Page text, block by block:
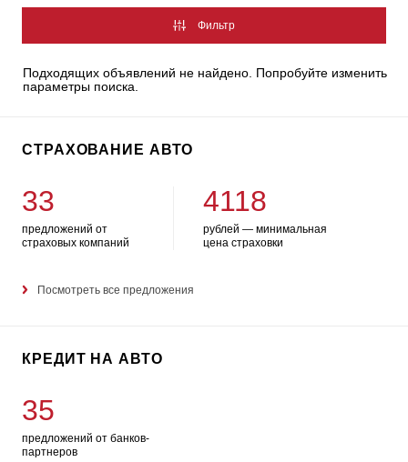
Фильтр
Подходящих объявлений не найдено. Попробуйте изменить
параметры поиска.
СТРАХОВАНИЕ АВТО
33
предложений от
страховых компаний
4118
рублей — минимальная
цена страховки
Посмотреть все предложения
КРЕДИТ НА АВТО
35
предложений от банков-
партнеров